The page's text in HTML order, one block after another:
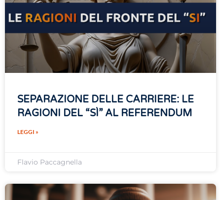
SEPARAZIONE DELLE CARRIERE: LE
RAGIONI DEL “SÌ” AL REFERENDUM
LEGGI »
Flavio Paccagnella